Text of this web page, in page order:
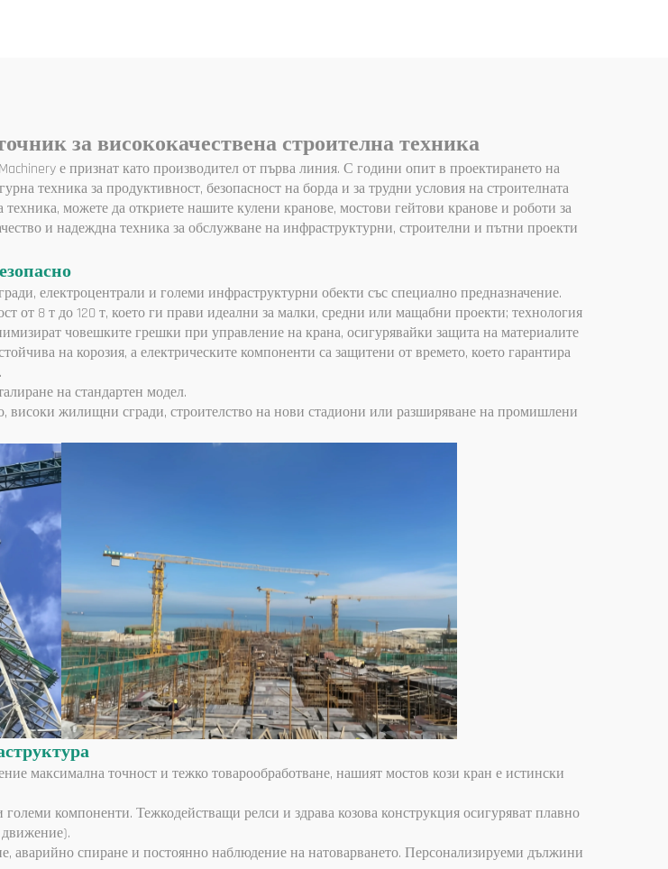
за висококачествена строителна техника
е признат като производител от първа линия. С години опит в проектирането на
техника за продуктивност, безопасност на борда и за трудни условия на строителната
можете да откриете нашите кулени кранове, мостови гейтови кранове и роботи за
и надеждна техника за обслужване на инфраструктурни, строителни и пътни проекти
електроцентрали и големи инфраструктурни обекти със специално предназначение.
от 8 т до 120 т, което ги прави идеални за малки, средни или мащабни проекти; технология
човешките грешки при управление на крана, осигурявайки защита на материалите
на корозия, а електрическите компоненти са защитени от времето, което гарантира
на стандартен модел.
високи жилищни сгради, строителство на нови стадиони или разширяване на промишлени
максимална точност и тежко товарообработване, нашият мостов кози кран е истински
компоненти. Тежкодействащи релси и здрава козова конструкция осигуряват плавно
аварийно спиране и постоянно наблюдение на натоварването. Персонализируеми дължини